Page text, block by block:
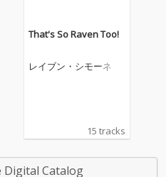
That's So Raven Too!
レイブン・シモーネ
15 tracks
Digital Catalog